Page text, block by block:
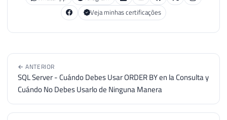
Veja minhas certificações
← ANTERIOR
SQL Server - Cuándo Debes Usar ORDER BY en la Consulta y
Cuándo No Debes Usarlo de Ninguna Manera